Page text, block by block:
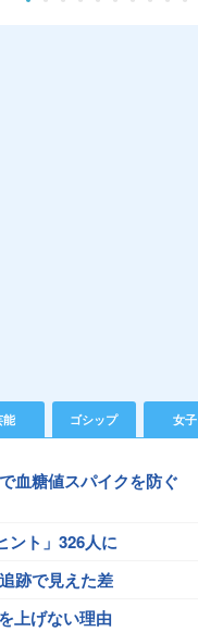
能 ゴシップ 女子
血糖値スパイクを防ぐ
ント」326人に
跡で見えた差
上げない理由